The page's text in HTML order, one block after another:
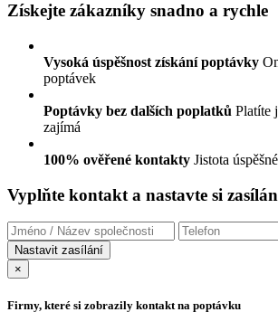
Získejte zákazníky snadno a rychle
Vysoká úspěšnost získání poptávky
poptávek
Poptávky bez dalších poplatků Platíte
zajímá
100% ověřené kontakty Jistota
Vyplňte kontakt a nastavte si
×
Firmy, které si zobrazily kontakt na poptávku